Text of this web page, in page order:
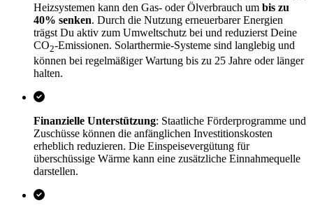
Heizsystemen kann den Gas- oder Ölverbrauch um bis zu
40% senken. Durch die Nutzung erneuerbarer Energien
trägst Du aktiv zum Umweltschutz bei und reduzierst Deine
CO2-Emissionen. Solarthermie-Systeme sind langlebig und
können bei regelmäßiger Wartung bis zu 25 Jahre oder länger
halten.
Finanzielle Unterstützung: Staatliche Förderprogramme und
Zuschüsse können die anfänglichen Investitionskosten
erheblich reduzieren. Die Einspeisevergütung für
überschüssige Wärme kann eine zusätzliche Einnahmequelle
darstellen.